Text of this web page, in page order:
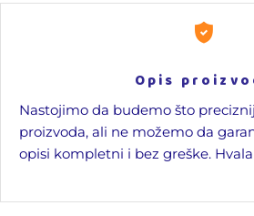
Opis
Nastojimo da budemo što
proizvoda, ali ne možemo da
opisi kompletni i bez greške.